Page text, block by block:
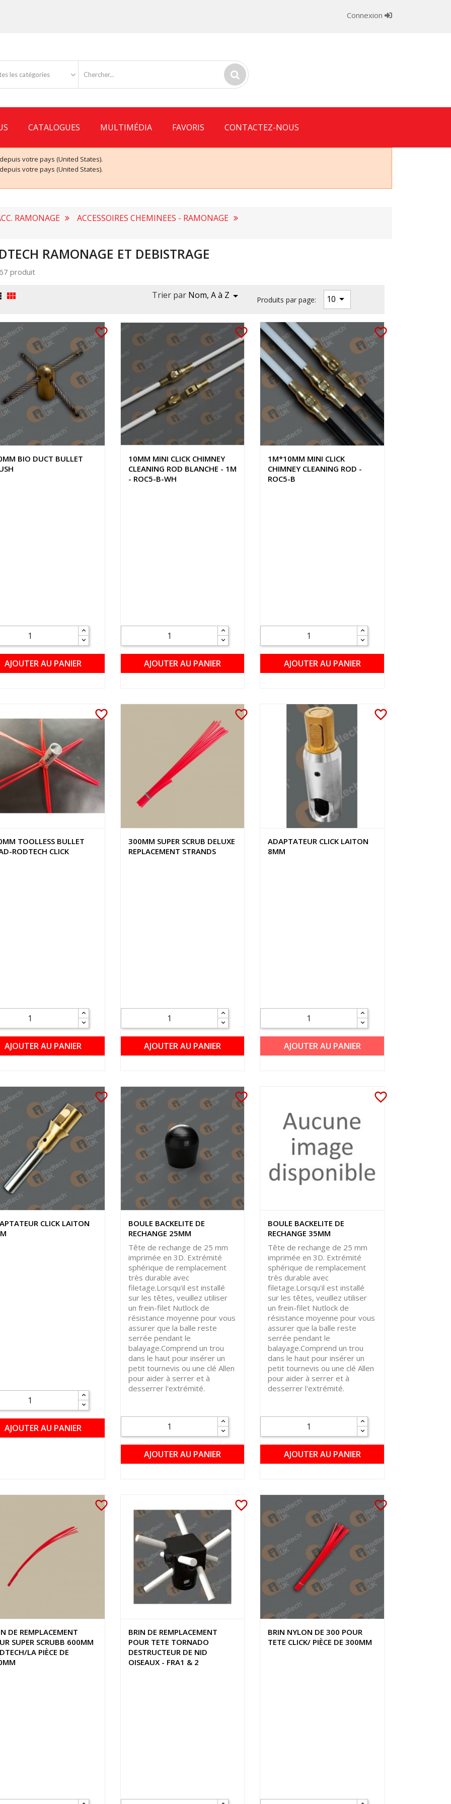
Connexion
les catégories
CATALOGUES MULTIMÉDIA FAVORIS CONTACTEZ-NOUS
votre pays (United States).
votre pays (United States).
RAMONAGE ACCESSOIRES CHEMINEES - RAMONAGE
RAMONAGE ET DEBISTRAGE
produit
 Trier par Nom, A à Z  Produits par page: 10 
favorite_border
BIO DUCT BULLET
AJOUTER AU PANIER
favorite_border
10MM MINI CLICK CHIMNEY
CLEANING ROD BLANCHE - 1M
- ROC5-B-WH
AJOUTER AU PANIER
favorite_border
1M*10MM MINI CLICK
CHIMNEY CLEANING ROD -
ROC5-B
AJOUTER AU PANIER
favorite_border
TOOLLESS BULLET
RODTECH CLICK
AJOUTER AU PANIER
favorite_border
300MM SUPER SCRUB DELUXE
REPLACEMENT STRANDS
AJOUTER AU PANIER
favorite_border
ADAPTATEUR CLICK LAITON
8MM
AJOUTER AU PANIER
favorite_border
CLICK LAITON
AJOUTER AU PANIER
favorite_border
BOULE BACKELITE DE
RECHANGE 25MM
Tête de rechange de 25 mm
imprimée en 3D. Extrémité
sphérique de remplacement
très durable avec
filetage.Lorsqu'il est installé
sur les têtes, veuillez utiliser
un frein-filet Nutlock de
résistance moyenne pour vous
assurer que la balle reste
serrée pendant le
balayage.Comprend un trou
dans le haut pour insérer un
petit tournevis ou une clé Allen
pour aider à serrer et à
desserrer l'extrémité.
AJOUTER AU PANIER
favorite_border
BOULE BACKELITE DE
RECHANGE 35MM
Tête de rechange de 25 mm
imprimée en 3D. Extrémité
sphérique de remplacement
très durable avec
filetage.Lorsqu'il est installé
sur les têtes, veuillez utiliser
un frein-filet Nutlock de
résistance moyenne pour vous
assurer que la balle reste
serrée pendant le
balayage.Comprend un trou
dans le haut pour insérer un
petit tournevis ou une clé Allen
pour aider à serrer et à
desserrer l'extrémité.
AJOUTER AU PANIER
favorite_border
DE REMPLACEMENT
SUPER SCRUBB 600MM
LA PIÈCE DE
favorite_border
BRIN DE REMPLACEMENT
POUR TETE TORNADO
DESTRUCTEUR DE NID
OISEAUX - FRA1 & 2
favorite_border
BRIN NYLON DE 300 POUR
TETE CLICK/ PIÈCE DE 300MM